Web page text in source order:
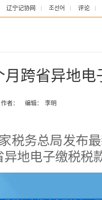
辽宁记协网 조선어 评论
月跨省异地电
作者： 编辑： 李明
务总局发布最
地电子缴税税